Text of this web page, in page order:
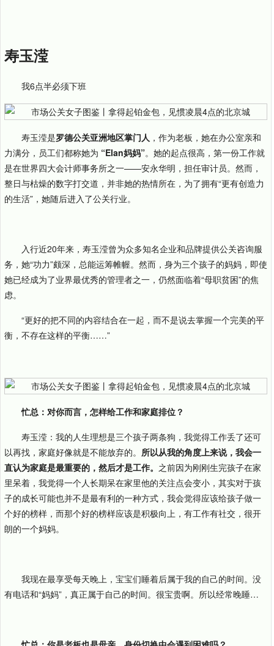
寿玉滢
我6点半必须下班
寿玉滢是罗德公关亚洲地区掌门人 ，作为老板，她在办公室亲和
力满分，员工们都称她为 “Elan妈妈”。她的起点很高，第一份工作就
是在世界四大会计师事务所之一——安永华明，担任审计员。然而，
整日与枯燥的数字打交道，并非她的热情所在，为了拥有“更有创造力
的生活”，她随后进入了公关行业。
入行近20年来，寿玉滢曾为众多知名企业和品牌提供公关咨询服
务，她“功力”颇深，总能运筹帷幄。然而，身为三个孩子的妈妈，即使
她已经成为了业界最优秀的管理者之一，仍然面临着“母职贫困”的焦
虑。
“更好的把不同的内容结合在一起，而不是说去掌握一个完美的平
衡，不存在这样的平衡……”
忙总：对你而言，怎样给工作和家庭排位？
寿玉滢：我的人生理想是三个孩子两条狗，我觉得工作丢了还可
以再找，家庭好像就是不能放弃的。 所以从我的角度上来说，我会一
直认为家庭是最重要的，然后才是工作。 之前因为刚刚生完孩子在家
里呆着，我觉得一个人长期呆在家里他的关注点会变小，其实对于孩
子的成长可能也并不是最有利的一种方式，我会觉得应该给孩子做一
个好的榜样，而那个好的榜样应该是积极向上，有工作有社交，很开
朗的一个妈妈。
我现在最享受每天晚上，宝宝们睡着后属于我的自己的时间。没
有电话和“妈妈”，真正属于自己的时间。很宝贵啊。所以经常晚睡…